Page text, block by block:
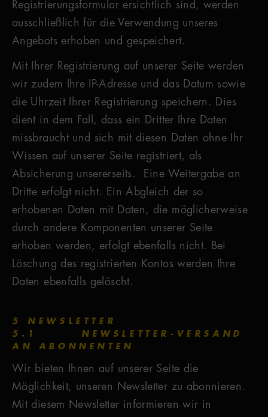
Registrierungsformular ersichtlich sind, werden
ausschließlich für die Verwendung unseres
Angebots erhoben und gespeichert.
Mit Ihrer Registrierung auf unserer Seite werden
wir zudem Ihre IP-Adresse und das Datum sowie
die Uhrzeit Ihrer Registrierung speichern. Dies
dient in dem Fall, dass ein Dritter Ihre Daten
missbraucht und sich mit diesen Daten ohne Ihr
Wissen auf unserer Seite registriert, als
Absicherung unsererseits. Eine Weitergabe an
Dritte erfolgt nicht. Ein Abgleich der so
erhobenen Daten mit Daten, die möglicherweise
durch andere Komponenten unserer Seite
erhoben werden, erfolgt ebenfalls nicht. Bei
Löschung des registrierten Kontos werden Ihre
Daten ebenfalls gelöscht.
5 NEWSLETTER
5.1 NEWSLETTER-VERSAND
AN ABONNENTEN
Wir bieten Ihnen auf unserer Seite die
Möglichkeit, unseren Newsletter zu abonnieren.
Mit diesem Newsletter informieren wir in